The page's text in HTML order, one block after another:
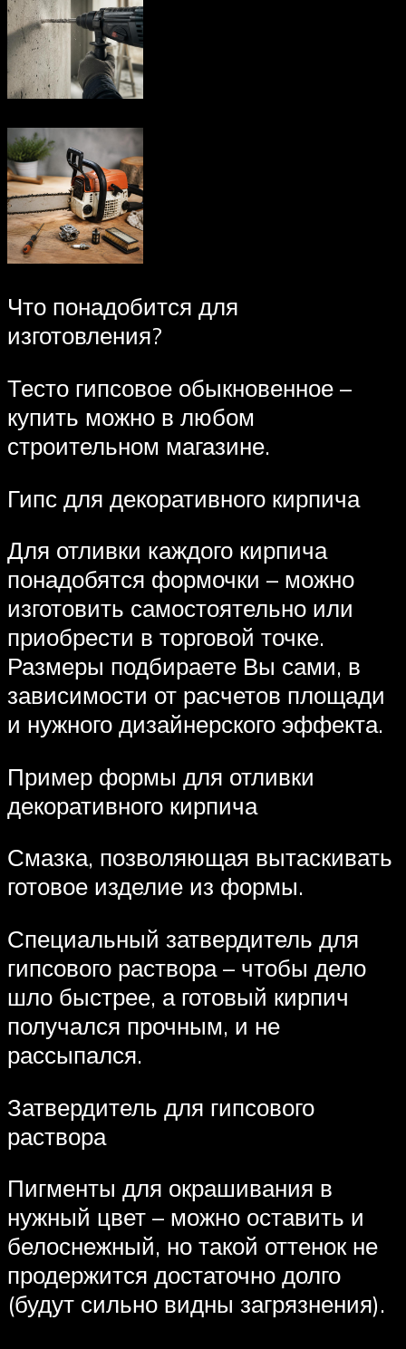
Что понадобится для
изготовления?
Тесто гипсовое обыкновенное –
купить можно в любом
строительном магазине.
Гипс для декоративного кирпича
Для отливки каждого кирпича
понадобятся формочки – можно
изготовить самостоятельно или
приобрести в торговой точке.
Размеры подбираете Вы сами, в
зависимости от расчетов площади
и нужного дизайнерского эффекта.
Пример формы для отливки
декоративного кирпича
Смазка, позволяющая вытаскивать
готовое изделие из формы.
Специальный затвердитель для
гипсового раствора – чтобы дело
шло быстрее, а готовый кирпич
получался прочным, и не
рассыпался.
Затвердитель для гипсового
раствора
Пигменты для окрашивания в
нужный цвет – можно оставить и
белоснежный, но такой оттенок не
продержится достаточно долго
(будут сильно видны загрязнения).